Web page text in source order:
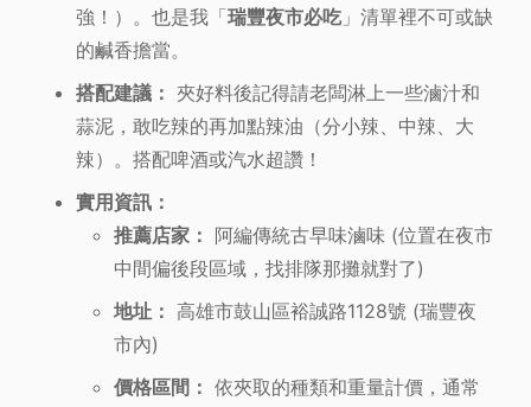
強！）。也是我「瑞豐夜市必吃」清單裡不可或缺
的鹹香擔當。
搭配建議： 夾好料後記得請老闆淋上一些滷汁和
蒜泥，敢吃辣的再加點辣油（分小辣、中辣、大
辣）。搭配啤酒或汽水超讚！
實用資訊：
推薦店家： 阿編傳統古早味滷味 (位置在夜市
中間偏後段區域，找排隊那攤就對了)
地址： 高雄市鼓山區裕誠路1128號 (瑞豐夜
市內)
價格區間： 依夾取的種類和重量計價，通常